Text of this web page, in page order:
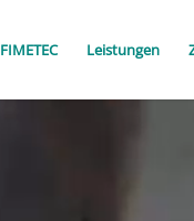
FIMETEC Leistungen